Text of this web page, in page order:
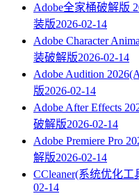
Adobe全家桶破解版
装版2026-02-14
Adobe Character
装破解版2026-02-14
Adobe Audition
版2026-02-14
Adobe After Effects
破解版2026-02-14
Adobe Premiere Pro
解版2026-02-14
CCleaner(系统优化工
02-14